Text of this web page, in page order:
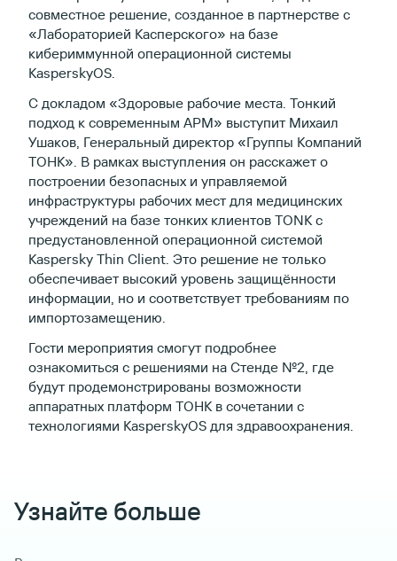
совместное решение, созданное в партнерстве с
«Лабораторией Касперского» на базе
кибериммунной операционной системы
KasperskyOS.
С докладом «Здоровые рабочие места. Тонкий
подход к современным АРМ» выступит Михаил
Ушаков, Генеральный директор «Группы Компаний
ТОНК». В рамках выступления он расскажет о
построении безопасных и управляемой
инфраструктуры рабочих мест для медицинских
учреждений на базе тонких клиентов TONK с
предустановленной операционной системой
Kaspersky Thin Client. Это решение не только
обеспечивает высокий уровень защищённости
информации, но и соответствует требованиям по
импортозамещению.
Гости мероприятия смогут подробнее
ознакомиться с решениями на Стенде №2, где
будут продемонстрированы возможности
аппаратных платформ ТОНК в сочетании с
технологиями KasperskyOS для здравоохранения.
Узнайте больше